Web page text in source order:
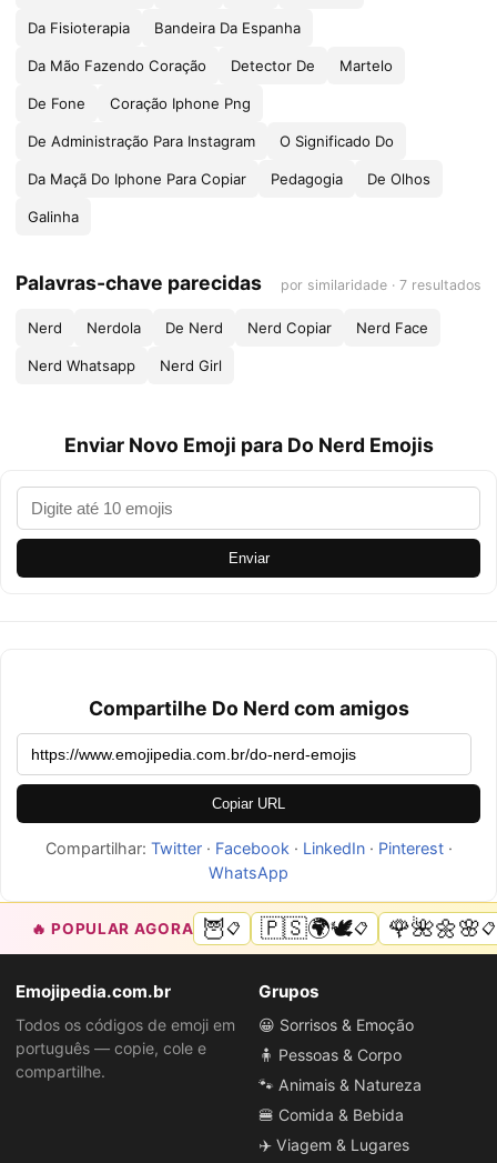
Da Fisioterapia Bandeira Da Espanha
Da Mão Fazendo Coração Detector De Martelo
De Fone Coração Iphone Png
De Administração Para Instagram O Significado Do
Da Maçã Do Iphone Para Copiar Pedagogia De Olhos
Galinha
Palavras-chave parecidas por similaridade · 7 resultados
Nerd Nerdola De Nerd Nerd Copiar Nerd Face
Nerd Whatsapp Nerd Girl
Enviar Novo Emoji para Do Nerd Emojis
Enviar
Compartilhe Do Nerd com amigos
Copiar URL
Compartilhar: Twitter· Facebook · LinkedIn· Pinterest·
WhatsApp
🔥 POPULAR AGORA 🦉📋 🇵🇸🌍🕊️📋 🌹🌺🌼🌸📋
Emojipedia.com.br
Todos os códigos de emoji em
português — copie, cole e
compartilhe.
Grupos
😀 Sorrisos & Emoção
🧍 Pessoas & Corpo
🐾 Animais & Natureza
🍔 Comida & Bebida
✈️ Viagem & Lugares